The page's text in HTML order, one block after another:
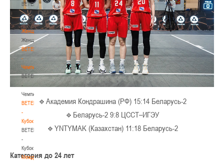
BETERA
-
Кубок
Женщины
Женщины
BETERA
-
Чемпионат
BETERA
-
Чемпионат
BETERA
-
Кубок
BETERA
-
Кубок
Международный
🔹Академия Кондрашина (РФ) 15:14 Беларусь-2
🔹Беларусь-2 9:8 ЦССТ–ИГЭУ
🔹YNTYMAK (Казахстан) 11:18 Беларусь-2
Категория до 24 лет